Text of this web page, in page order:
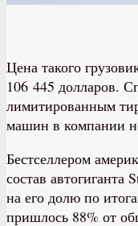
Цена такого
106 445 долларов.
лимитированным
машин в компании
Бестселлером
состав автогиганта
на его долю по
пришлось 88% от